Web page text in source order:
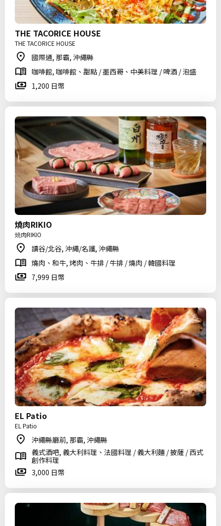
THE TACORICE HOUSE
THE TACORICE HOUSE
國際通, 那霸, 沖繩縣
咖啡館, 咖啡館、甜點 / 墨西哥、中美料理 / 啤酒 / 泡盛
1,200 日幣
燒肉RIKIO
焼肉RIKIO
讀谷/北谷, 沖繩/名護, 沖繩縣
燒肉、和牛, 烤肉、牛排 / 牛排 / 燒肉 / 韓國料理
7,999 日幣
EL Patio
EL Patio
沖繩縣廳前, 那霸, 沖繩縣
義式酒吧, 義大利料理、法國料理 / 義大利麵 / 披薩 / 西式
創作料理
3,000 日幣